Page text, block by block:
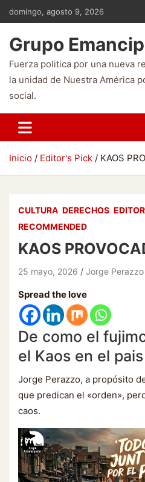
Saltar
al
contenido
domingo, agosto 9, 2026
Grupo
Fuerza politica por una nueva
la unidad de Nuestra América
social.
Inicio Editor's Pick KAOS
CULTURA DERECHOS
RECOMMENDED
KAOS
25 mayo, 2026 Jorge Perazzo
Spread the love
De como el
el Kaos en el pais
Jorge Perazzo, a propósito
que predican el «orden»,
caos.